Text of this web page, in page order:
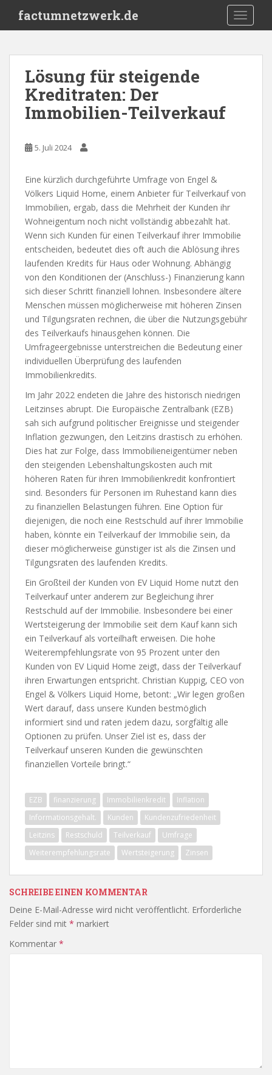
i
factumnetzwerk.de
Lösung für steigende
Kreditraten: Der
Immobilien-Teilverkauf
5. Juli 2024
Eine kürzlich durchgeführte Umfrage von Engel &
Völkers Liquid Home, einem Anbieter für Teilverkauf von
Immobilien, ergab, dass die Mehrheit der Kunden ihr
Wohneigentum noch nicht vollständig abbezahlt hat.
Wenn sich Kunden für einen Teilverkauf ihrer Immobilie
entscheiden, bedeutet dies oft auch die Ablösung ihres
laufenden Kredits für Haus oder Wohnung. Abhängig
von den Konditionen der (Anschluss-) Finanzierung kann
sich dieser Schritt finanziell lohnen. Insbesondere ältere
Menschen müssen möglicherweise mit höheren Zinsen
und Tilgungsraten rechnen, die über die Nutzungsgebühr
des Teilverkaufs hinausgehen können. Die
Umfrageergebnisse unterstreichen die Bedeutung einer
individuellen Überprüfung des laufenden
Immobilienkredits.
Im Jahr 2022 endeten die Jahre des historisch niedrigen
Leitzinses abrupt. Die Europäische Zentralbank (EZB)
sah sich aufgrund politischer Ereignisse und steigender
Inflation gezwungen, den Leitzins drastisch zu erhöhen.
Dies hat zur Folge, dass Immobilieneigentümer neben
den steigenden Lebenshaltungskosten auch mit
höheren Raten für ihren Immobilienkredit konfrontiert
sind. Besonders für Personen im Ruhestand kann dies
zu finanziellen Belastungen führen. Eine Option für
diejenigen, die noch eine Restschuld auf ihrer Immobilie
haben, könnte ein Teilverkauf der Immobilie sein, da
dieser möglicherweise günstiger ist als die Zinsen und
Tilgungsraten des laufenden Kredits.
Ein Großteil der Kunden von EV Liquid Home nutzt den
Teilverkauf unter anderem zur Begleichung ihrer
Restschuld auf der Immobilie. Insbesondere bei einer
Wertsteigerung der Immobilie seit dem Kauf kann sich
ein Teilverkauf als vorteilhaft erweisen. Die hohe
Weiterempfehlungsrate von 95 Prozent unter den
Kunden von EV Liquid Home zeigt, dass der Teilverkauf
ihren Erwartungen entspricht. Christian Kuppig, CEO von
Engel & Völkers Liquid Home, betont: „Wir legen großen
Wert darauf, dass unsere Kunden bestmöglich
informiert sind und raten jedem dazu, sorgfältig alle
Optionen zu prüfen. Unser Ziel ist es, dass der
Teilverkauf unseren Kunden die gewünschten
finanziellen Vorteile bringt.“
EZB finanzierung Immobilienkredit
Inflation
Informationsgehalt.
Kunden
Kundenzufriedenheit
Leitzins
Restschuld Teilverkauf
Umfrage
Weiterempfehlungsrate
Wertsteigerung Zinsen
SCHREIBE EINEN KOMMENTAR
Deine E-Mail-Adresse wird nicht veröffentlicht. Erforderliche
Felder sind mit * markiert
Kommentar *